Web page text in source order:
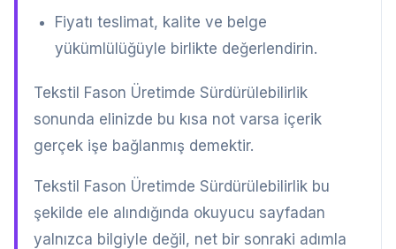
Fiyatı teslimat, kalite ve belge
yükümlülüğüyle birlikte değerlendirin.
Tekstil Fason Üretimde Sürdürülebilirlik
sonunda elinizde bu kısa not varsa içerik
gerçek işe bağlanmış demektir.
Tekstil Fason Üretimde Sürdürülebilirlik bu
şekilde ele alındığında okuyucu sayfadan
yalnızca bilgiyle değil, net bir sonraki adımla